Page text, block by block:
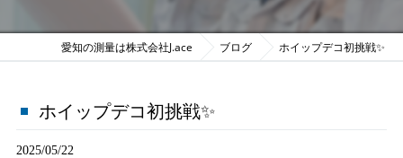
愛知の測量は株式会社J.ace ブログ ホイップデコ初挑戦✨
ホイップデコ初挑戦✨
2025/05/22